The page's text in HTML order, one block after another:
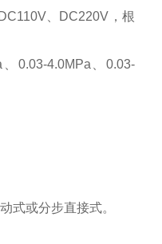
、DC220V，根
0.03-4.0MPa、0.03-
式或分步直接式。